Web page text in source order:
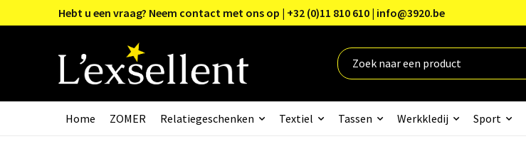
Hebt u een vraag? Neem contact met ons op | +32 (0)11 810 610 | info@3920.be
Home ZOMER Relatiegeschenken Textiel Tassen Werkkledij Sport